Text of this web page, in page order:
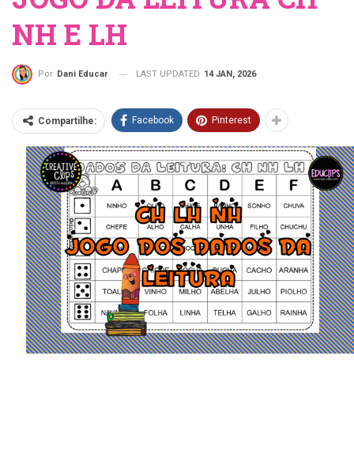
NH E LH
Por Dani Educar LAST UPDATED 14 JAN, 2026
Compartilhe: Facebook Pinterest